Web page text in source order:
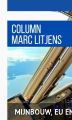
MIJNBOUW, EU